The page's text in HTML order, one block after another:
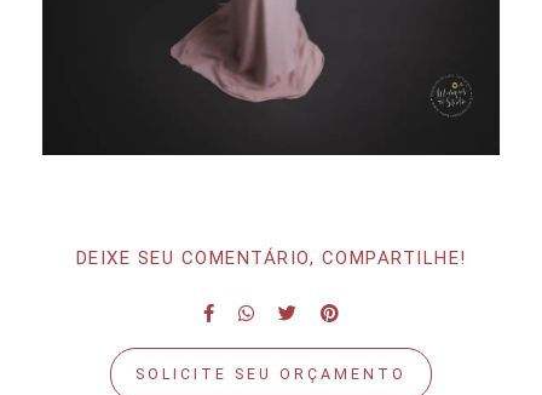
DEIXE SEU COMENTÁRIO, COMPARTILHE!
SOLICITE SEU ORÇAMENTO